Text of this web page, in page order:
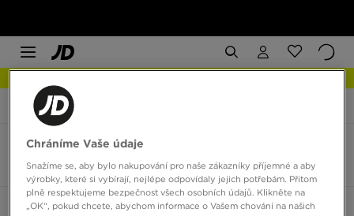
JD Sports adidas Tensaur
adidas Tensaur
2 produkty
Seřadit:Doporučené Filtrovat
Chráníme Vaše údaje
Snažíme se, aby bylo nakupování pro naše zákazníky příjemné a aby
výrobky, které si vybírají, nejlépe odpovídaly jejich potřebám. Přitom
plně respektujeme bezpečnost všech osobních údajů. Klikněte na
„OK“, pokud chcete, abychom informace o Vašem chování na našich